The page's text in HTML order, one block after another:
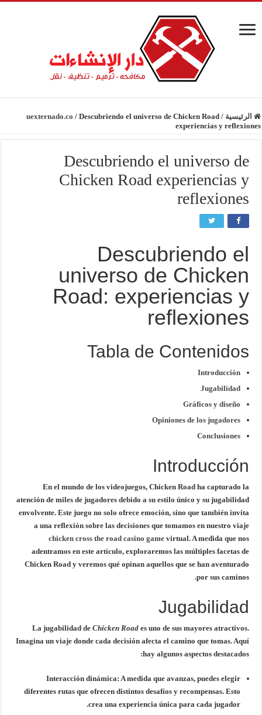
الرئيسية /
uexternado.co / Descubriendo el universo de Chicken Road
experiencias y reflexiones
Descubriendo el universo de
Chicken Road experiencias y
reflexiones
Descubriendo el
universo de Chicken
Road: experiencias y
reflexiones
Tabla de Contenidos
Introducción
Jugabilidad
Gráficos y diseño
Opiniones de los jugadores
Conclusiones
Introducción
En el mundo de los videojuegos, Chicken Roadha capturado la
atención de miles de jugadores debido a su estilo único y su jugabilidad
envolvente. Este juego no solo ofrece emoción, sino que también invita
a una reflexión sobre las decisiones que tomamos en nuestro viaje
chicken cross the road casino gamevirtual. A medida que nos
adentramos en este artículo, exploraremos las múltiples facetas de
Chicken Road y veremos qué opinan aquellos que se han aventurado
por sus caminos.
Jugabilidad
La jugabilidad de Chicken Roades uno de sus mayores atractivos.
Imagina un viaje donde cada decisión afecta el camino que tomas. Aquí
hay algunos aspectos destacados:
Interacción dinámica: A medida que avanzas, puedes elegir
diferentes rutas que ofrecen distintos desafíos y recompensas. Esto
crea una experiencia única para cada jugador.